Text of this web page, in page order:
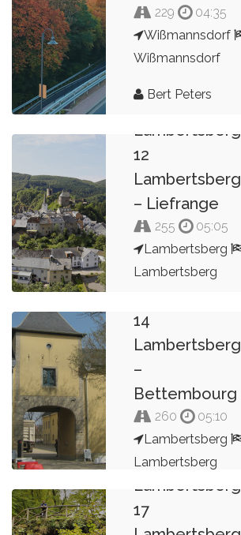
229
04:35
Wißmannsdorf
Wißmannsdorf
Bert Peters
Rondrit
Lambertsberg
12
Lambertsberg
– Liefrange
255
05:05
Lambertsberg
Lambertsberg
Rondrit
14
Lambertsberg
–
Bettembourg
260
05:10
Lambertsberg
Lambertsberg
Kees van de Pol
Rondrit
Lambertsberg
17